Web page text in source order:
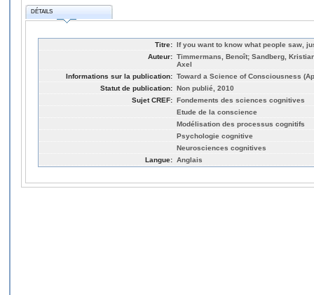
DÉTAILS
Titre: If you want to know what people saw,
Auteur: Timmermans, Benoît; Sandberg,
Axel
Informations sur la publication: Toward a Science of Consciousness
Statut de publication: Non publié, 2010
Sujet CREF: Fondements des sciences cognitives
Etude de la conscience
Modélisation des processus cognitifs
Psychologie cognitive
Neurosciences cognitives
Langue: Anglais